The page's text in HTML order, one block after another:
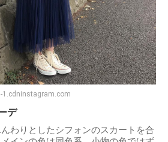
デ
わりとしたシフォンのスカートを合